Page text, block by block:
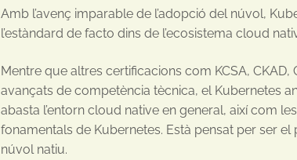
Amb l’avenç imparable de l’adopció del núvol,
l’estàndard de facto dins de l’ecosistema cloud
Mentre que altres certificacions com KCSA, CKAD,
avançats de competència tècnica, el Kubernetes
abasta l’entorn cloud native en general, així com
fonamentals de Kubernetes. Està pensat per ser
núvol natiu.